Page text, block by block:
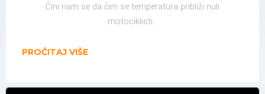
Čini nam se da čim se temperatura približi nuli
motociklisti...
PROČITAJ VIŠE